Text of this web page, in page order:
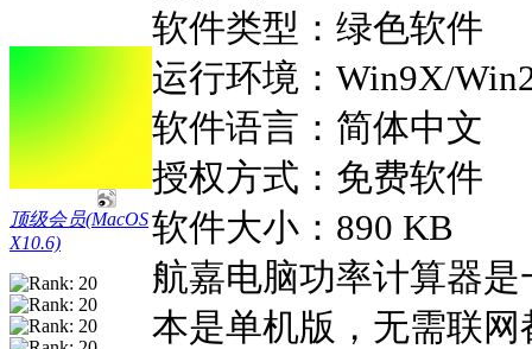
顶级会员(MacOS
X10.6)
软件类型：绿色软件
运行环境：Win9X/
软件语言：简体中文
授权方式：免费软件
软件大小：890 KB
航嘉电脑功率计算器
本是单机版，无需联